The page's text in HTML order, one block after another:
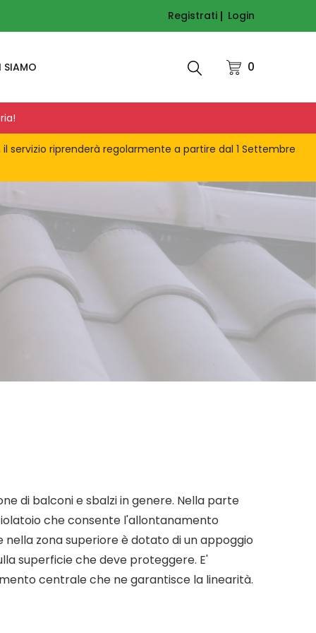
Registrati Login
0
SIAMO
riprenderà regolarmente a partire dal 1 Settembre
di balconi e sbalzi in genere. Nella parte
che consente l'allontanamento
zona superiore è dotato di un appoggio
superficie che deve proteggere. E'
centrale che ne garantisce la linearità.